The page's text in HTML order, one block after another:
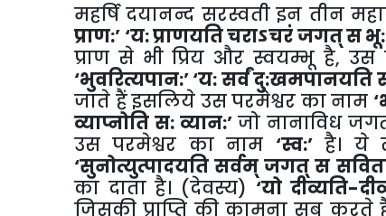
महर्षि दयानन्द सरस्वती इन तीन
प्राण:’ ‘य: प्राणयति चराऽचरं जगत् स भू:
प्राण से भी प्रिय और स्वयम्भू है,
‘भुवरित्यपान:’ ‘य: सर्वं दु:खमपानयति
जाते हैं इसलिये उस परमेश्वर का नाम
व्याप्नोति स: व्यान:’जो नानाविध
उस परमेश्वर का नाम ‘स्व:’है। ये
‘सुनोत्युत्पादयति सर्वम् जगत् स
का दाता है। (देवस्य) ‘यो दीव्यति-
जिसकी प्राप्ति की कामना सब करते